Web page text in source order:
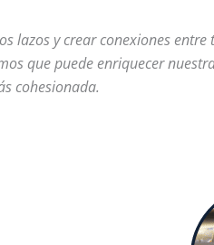
lazos y crear conexiones
que puede enriquecer
cohesionada.